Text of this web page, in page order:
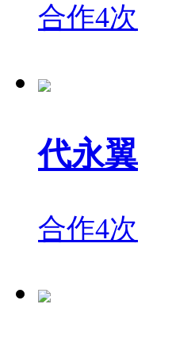
合作4次
代永翼
合作4次